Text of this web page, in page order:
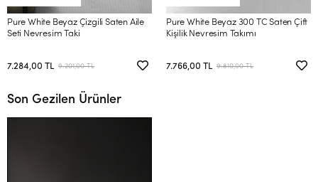
Pure White Beyaz Çizgili Saten Aile
Seti Nevresim Taki
7.284,00 TL 9.201,00 TL
Pure White Beyaz 300 TC Saten Çift
Kişilik Nevresim Takımı
7.766,00 TL 9.810,00 TL
Son Gezilen Ürünler